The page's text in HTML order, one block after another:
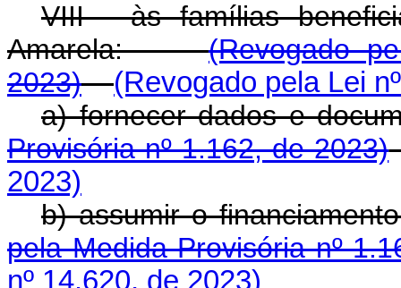
VIII - às famílias
Amarela:(Revogado
2023)
(Revogado pela Lei
a) fornecer dados e
Provisória nº 1.162, de 2023)
2023)
b) assumir o
pela Medida Provisória nº
nº 14.620, de 2023)